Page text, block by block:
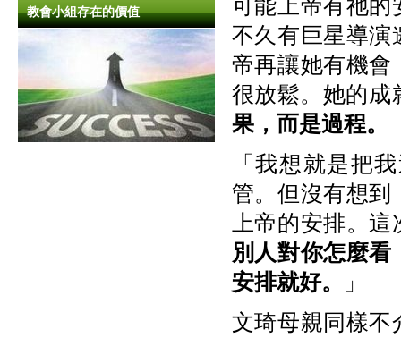
教會小組存在的價值
可能上帝有祂的
不久有巨星導演
帝再讓她有機會
很放鬆。她的成
果，而是過程。
「我想就是把
管。但沒有想到
上帝的安排。
別人對你怎麼
安排就好。
」
文琦母親同樣不